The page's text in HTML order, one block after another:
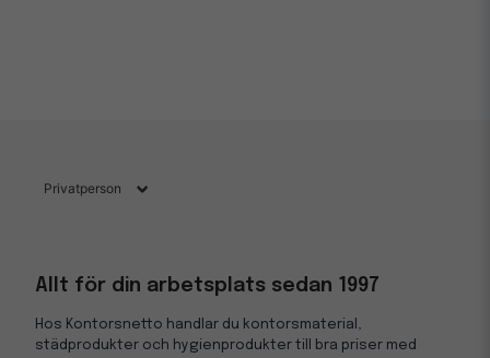
Allt för din arbetsplats sedan 1997
Hos Kontorsnetto handlar du kontorsmaterial,
städprodukter och hygienprodukter till bra priser med